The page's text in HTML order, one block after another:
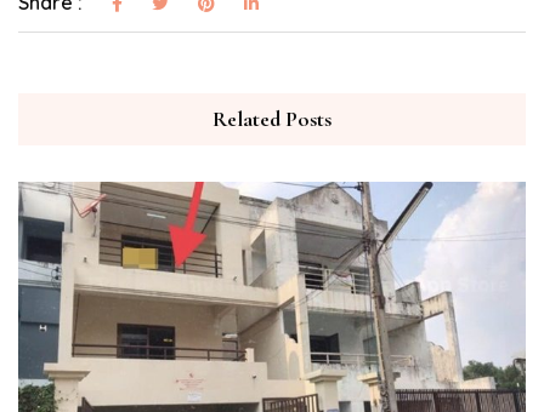
Related Posts